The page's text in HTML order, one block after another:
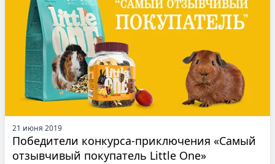
21 июня 2019
Победители конкурса-приключения «Самый
отзывчивый покупатель Little One»